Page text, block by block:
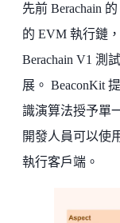
先前 Berachain
的 EVM 執行鏈
Berachain V1 測
展。 BeaconKit
識演算法授予單
開發人員可以使
執行客戶端。